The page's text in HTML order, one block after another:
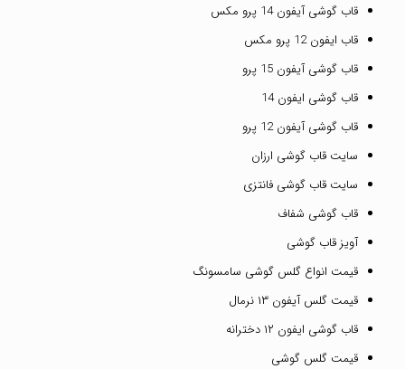
قاب گوشی آیفون 14 پرو مکس
قاب ایفون 12 پرو مکس
قاب گوشی آیفون 15 پرو
قاب گوشی ایفون 14
قاب گوشی آیفون 12 پرو
سایت قاب گوشی ارزان
سایت قاب گوشی فانتزی
قاب گوشی شفاف
آویز قاب گوشی
قیمت انواع گلس گوشی سامسونگ
قیمت گلس آیفون ۱۳ نرمال
قاب گوشی ایفون ۱۲ دخترانه
قیمت گلس گوشی